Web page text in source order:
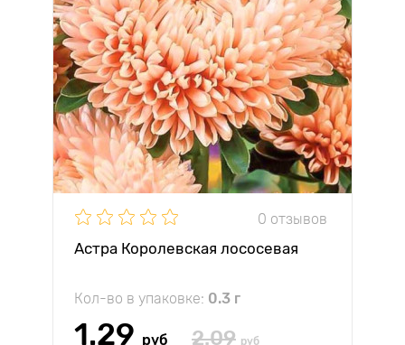
0 отзывов
Астра Королевская лососевая
Кол-во в упаковке: 0.3 г
1.29 руб 2.09 руб